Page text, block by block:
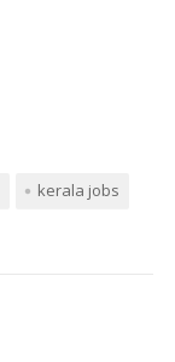
kerala jobs